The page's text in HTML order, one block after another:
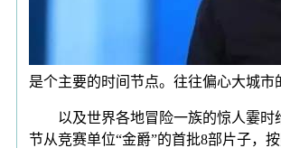
是个主要的时间节点。往往偏心大城市
以及世界各地冒险一族的惊人霎时给
节从竞赛单位“金爵”的首批8部片子，